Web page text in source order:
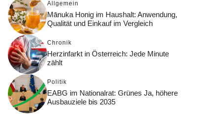
Allgemein
Mānuka Honig im Haushalt: Anwendung,
Qualität und Einkauf im Vergleich
Chronik
Herzinfarkt in Österreich: Jede Minute
zählt
Politik
EABG im Nationalrat: Grünes Ja, höhere
Ausbauziele bis 2035